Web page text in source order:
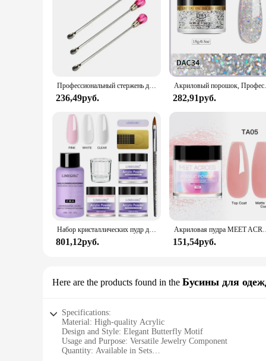
Профессиональный стержень для акрилового маникюра, 3 шт., инструмент, ложка для перемешивания, шпатель, пинцет, ручка для нанесения пудры, жидкого УФ-геля
236,49руб.
Акриловый порошок,
282,91руб.
Набор кристаллических пудр для ногтей Набор акриловых жидкостей с кистью для ногтей Розовый, белый цвет Порошок для ногтей для наращивания ногтей Набор для начинающих
801,12руб.
Акриловая пудра MEET ACROSS, 10 г, нюдовый,
151,54руб.
Here are the products found in the Бусины для
Specifications:
Material: High-quality Acrylic
Design and Style: Elegant Butterfly Motif
Usage and Purpose: Versatile Jewelry Component
Quantity: Available in Sets